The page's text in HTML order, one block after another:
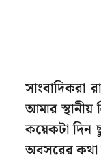
সাংবাদিকরা
আমার
কয়েকটা দিন
অবসরের কথা